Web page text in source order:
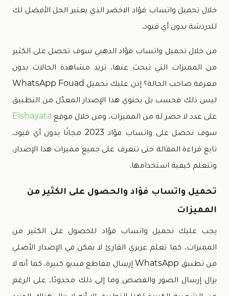
خلال تحميل واتساب فؤاد الاخضر الذي يعتبر الحل الأفضل لك
للدردشة بدون أي قيود.
من خلال تحميل واتساب فؤاد الذهبي سوف تحصل على الكثير
من المميزات التي تبحث عنها، تريد مشاهدة الحالات بدون
معرفة صاحب الحالة؟ إذن عليك تحميل WhatsApp Fouad
ليس ذلك فحسب بل يحتوي هذا الإصدار المعدّل من التطبيق
على عدد لا حصر له من المميزات، ومن خلال موقع Elshayata
سوف تحصل على واتساب فؤاد 2023 مجانًا بدون أي قيود،
تابع قراءة المقالة حتى تتعرف على جميع مميزات هذا الإصدار،
وتتعلم كيفية استخدامها.
تحميل واتساب فؤاد والحصول على الكثير من
المميزات
يجب عليك تحميل واتساب فؤاد للحصول على الكثير من
المميزات، كما تعلم عزيزي القارئ لا يمكن في الإصدار الأصلي
من تطبيق WhatsApp إرسال مقاطع فيديو كبيرة، كما أنه لا
يزال إرسال الصور والقصص وما إلى ذلك محدودًا، على الرغم